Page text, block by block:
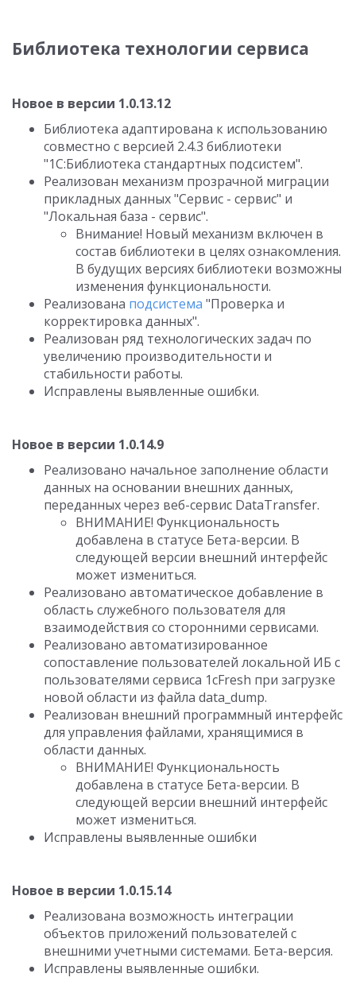
Библиотека технологии сервиса
Новое в версии 1.0.13.12
Библиотека адаптирована к использованию
совместно с версией 2.4.3 библиотеки
"1С:Библиотека стандартных подсистем".
Реализован механизм прозрачной миграции
прикладных данных "Сервис - сервис" и
"Локальная база - сервис".
Внимание! Новый механизм включен в
состав библиотеки в целях ознакомления.
В будущих версиях библиотеки возможны
изменения функциональности.
Реализована подсистема "Проверка и
корректировка данных".
Реализован ряд технологических задач по
увеличению производительности и
стабильности работы.
Исправлены выявленные ошибки.
Новое в версии 1.0.14.9
Реализовано начальное заполнение области
данных на основании внешних данных,
переданных через веб-сервис DataTransfer.
ВНИМАНИЕ! Функциональность
добавлена в статусе Бета-версии. В
следующей версии внешний интерфейс
может измениться.
Реализовано автоматическое добавление в
область служебного пользователя для
взаимодействия со сторонними сервисами.
Реализовано автоматизированное
сопоставление пользователей локальной ИБ с
пользователями сервиса 1cFresh при загрузке
новой области из файла data_dump.
Реализован внешний программный интерфейс
для управления файлами, хранящимися в
области данных.
ВНИМАНИЕ! Функциональность
добавлена в статусе Бета-версии. В
следующей версии внешний интерфейс
может измениться.
Исправлены выявленные ошибки
Новое в версии 1.0.15.14
Реализована возможность интеграции
объектов приложений пользователей с
внешними учетными системами. Бета-версия.
Исправлены выявленные ошибки.